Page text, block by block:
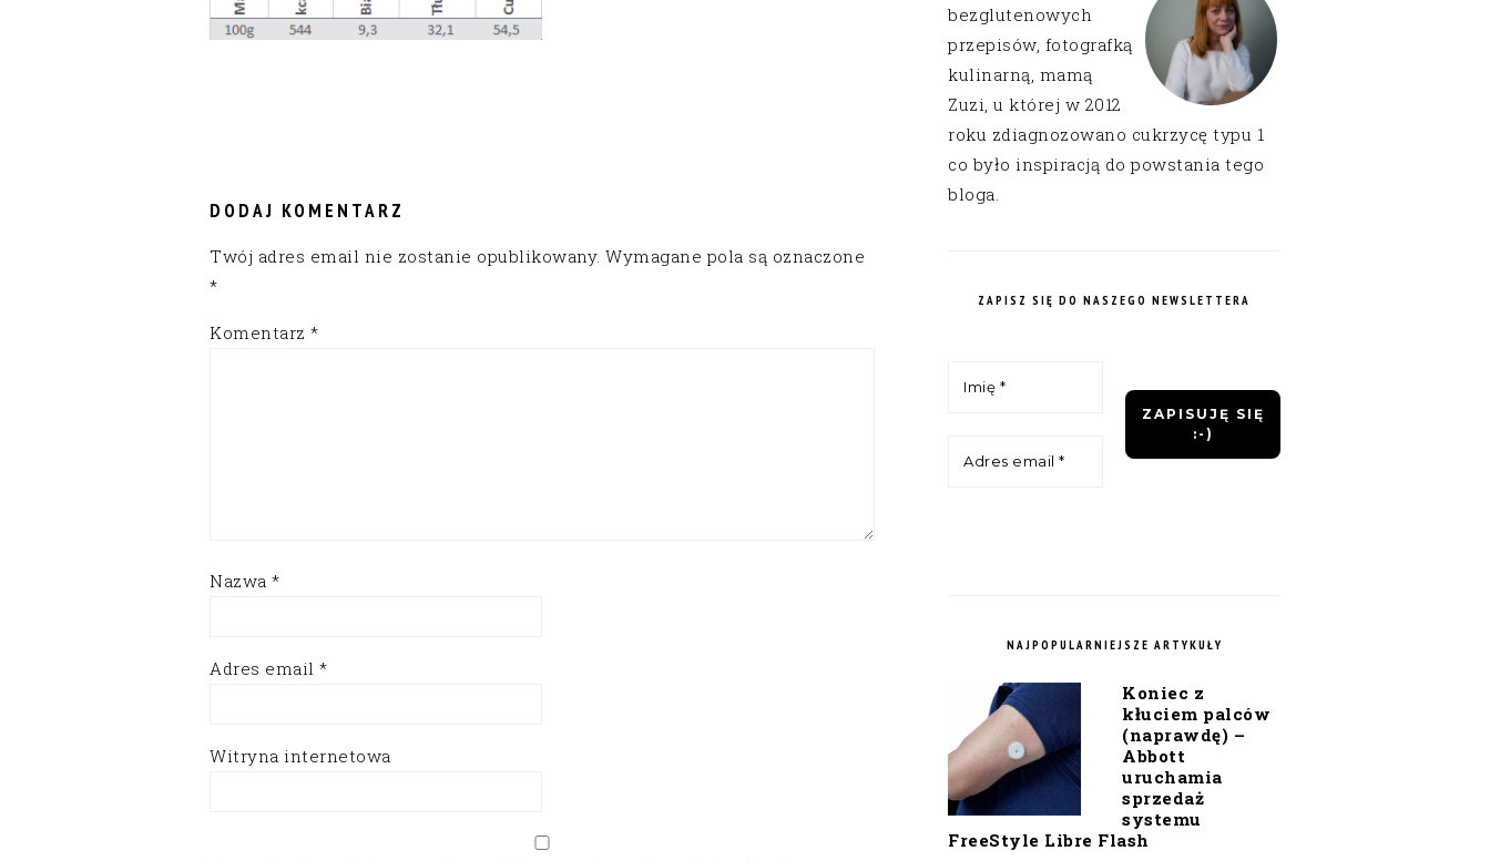
DODAJ KOMENTARZ
Twój adres email nie zostanie opublikowany. Wymagane pola są oznaczone
*
Komentarz *
Nazwa *
Adres email *
Witryna internetowa
bezglutenowych
przepisów, fotografką
kulinarną, mamą
Zuzi, u której w 2012
roku zdiagnozowano cukrzycę typu 1
co było inspiracją do powstania tego
bloga.
ZAPISZ SIĘ DO NASZEGO NEWSLETTERA
NAJPOPULARNIEJSZE ARTYKUŁY
Koniec z
kłuciem palców
(naprawdę) –
Abbott
uruchamia
sprzedaż
systemu
FreeStyle Libre Flash